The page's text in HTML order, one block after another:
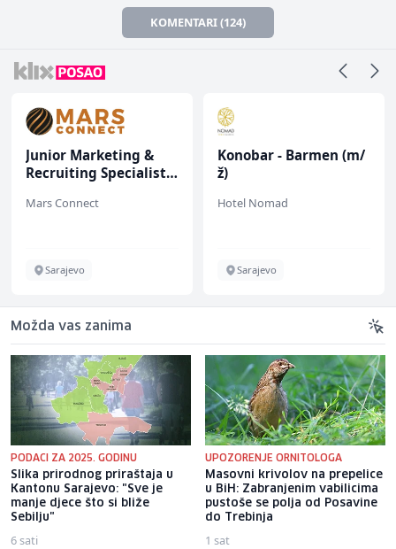
KOMENTARI (124)
Junior Marketing &
Recruiting Specialist
Mars Connect
Sarajevo
Konobar - Barmen (m/
ž)
Hotel Nomad
Sarajevo
Možda vas zanima
PODACI ZA 2025. GODINU
Slika prirodnog priraštaja u
Kantonu Sarajevo: "Sve je
manje djece što si bliže
Sebilju"
6 sati
UPOZORENJE ORNITOLOGA
Masovni krivolov na prepelice
u BiH: Zabranjenim vabilicima
pustoše se polja od Posavine
do Trebinja
1 sat